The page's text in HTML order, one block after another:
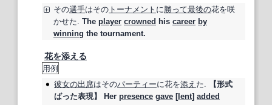
その選手はその トーナメント に勝って最後の花を咲
かせた. The player crowned his career by
winning the tournament.
花を添える
用例
彼女の出席はそのパーティーに花を添え た.
【形式
ばった表現】
Her presence gave [ lent] added